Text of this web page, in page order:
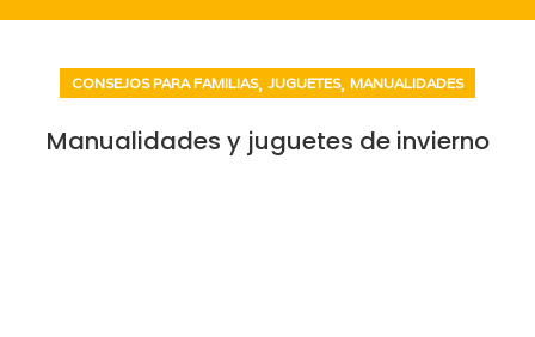
CONSEJOS PARA FAMILIAS, JUGUETES, MANUALIDADES
Manualidades y juguetes de invierno